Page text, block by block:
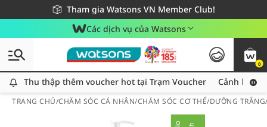
Tham gia Watsons VN Member Club!
Miễn phí giao hàng cho đơn hàng từ 249,000Đ
Giao hàng nhanh 24h - Áp dụng khu vực TP. Hồ Chí Minh
Các dịch vụ của Watsons
0
Thu thập thêm voucher hot tại Trạm Voucher
Thu thập thêm voucher hot tại Trạm Voucher Cảnh báo
TRANG CHỦ/CHĂM SÓC CÁ NHÂN/CHĂM SÓC CƠ THỂ/DƯỠNG TRẮNG